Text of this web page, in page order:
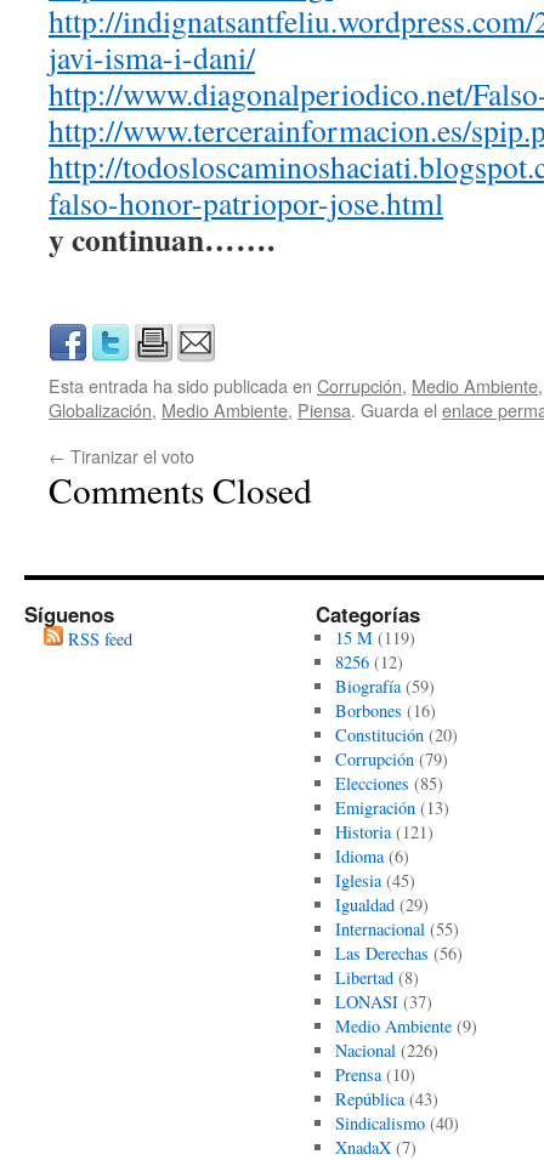
http://
javi-isma-i-dani/
http://www.diagonalperiodico.net/
http://www.tercerainformacion.es/
http://
falso-honor-patriopor-jose.html
y continuan…….
Esta entrada ha sido publicada en Corrupción, Medio Ambiente
Globalización, Medio Ambiente, Piensa. Guarda el enlace
← Tiranizar el voto
Comments Closed
Síguenos
RSS feed
Categorías
15 M(119)
8256(12)
Biografía(59)
Borbones (16)
Constitución(20)
Corrupción(79)
Elecciones (85)
Emigración(13)
Historia(121)
Idioma(6)
Iglesia(45)
Igualdad(29)
Internacional(55)
Las Derechas (56)
Libertad(8)
LONASI(37)
Medio Ambiente(9)
Nacional(226)
Prensa(10)
República(43)
Sindicalismo(40)
XnadaX(7)